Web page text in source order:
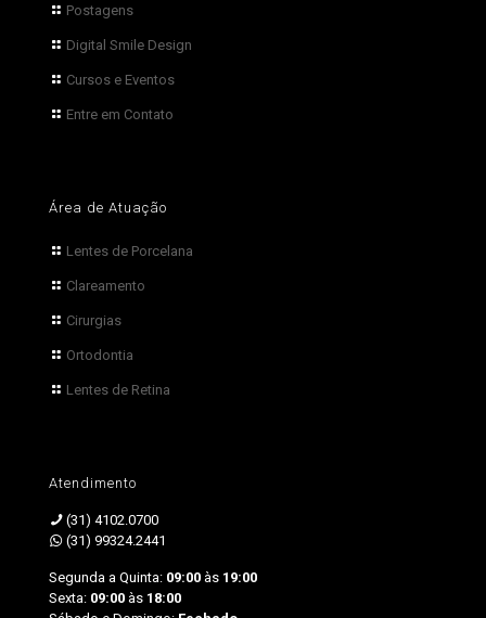
Postagens
Digital Smile Design
Cursos e Eventos
Entre em Contato
Área de Atuação
Lentes de Porcelana
Clareamento
Cirurgias
Ortodontia
Lentes de Retina
Atendimento
(31) 4102.0700
(31) 99324.2441
Segunda a Quinta: 09:00 às 19:00
Sexta: 09:00 às 18:00